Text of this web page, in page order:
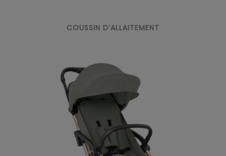
COUSSIN D’ALLAITEMENT